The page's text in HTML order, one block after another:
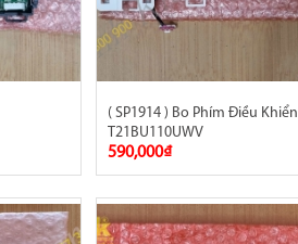
( SP1914 ) Bo Phím Điều Khiển
T21BU110UWV
590,000₫